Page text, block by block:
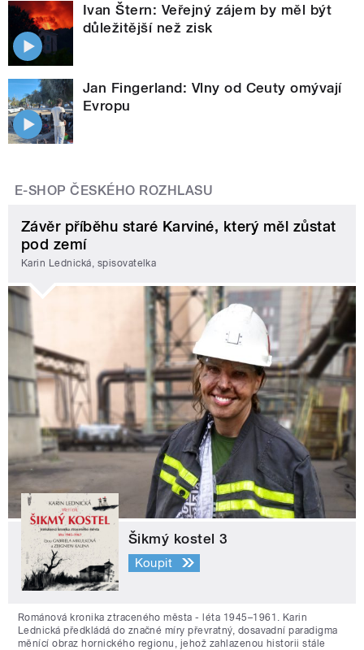
Ivan Štern: Veřejný zájem by měl být
důležitější než zisk
Jan Fingerland: Vlny od Ceuty omývají
Evropu
E-SHOP ČESKÉHO ROZHLASU
Závěr příběhu staré Karviné, který měl zůstat
pod zemí
Karin Lednická, spisovatelka
Šikmý kostel 3
Koupit
Románová kronika ztraceného města - léta 1945–1961. Karin
Lednická předkládá do značné míry převratný, dosavadní paradigma
měnící obraz hornického regionu, jehož zahlazenou historii stále